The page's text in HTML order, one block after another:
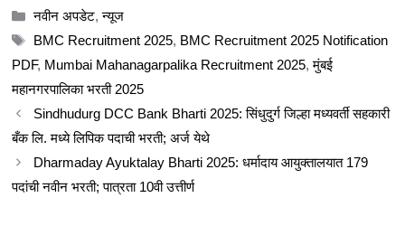
Categories
नवीन अपडेट,न्यूज
Tags
BMC Recruitment 2025, BMC Recruitment 2025 Notification
PDF, Mumbai Mahanagarpalika Recruitment 2025,मुंबई
महानगरपालिका भरती 2025
Sindhudurg DCC Bank Bharti 2025: सिंधुदुर्ग जिल्हा मध्यवर्ती सहकारी
बँक लि. मध्ये लिपिक पदाची भरती; अर्ज येथे
Dharmaday Ayuktalay Bharti 2025: धर्मादाय आयुक्तालयात 179
पदांची नवीन भरती; पात्रता 10वी उत्तीर्ण